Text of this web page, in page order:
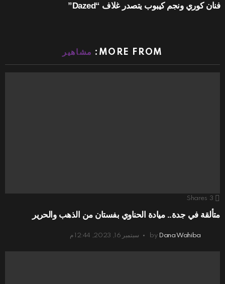
فنان كوري ونجم كيبوب يتصدر غلاف “Dazed”
MORE FROM: مشاهير
3
Shares
متألقة في جدة.. ميادة الحناوي بفستان من الذهب والحرير
by Dana Wahiba سبتمبر 16, 2023, 12:44 م